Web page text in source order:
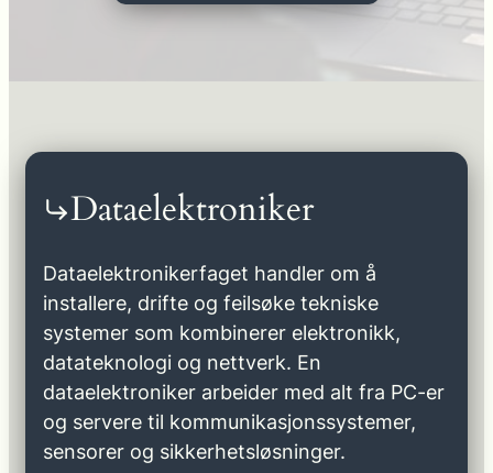
Dataelektroniker
Dataelektronikerfaget handler om å
installere, drifte og feilsøke tekniske
systemer som kombinerer elektronikk,
datateknologi og nettverk. En
dataelektroniker arbeider med alt fra PC-er
og servere til kommunikasjonssystemer,
sensorer og sikkerhetsløsninger.